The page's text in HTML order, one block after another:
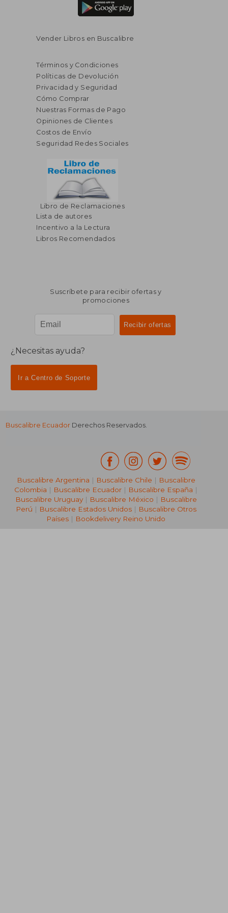
dcto.
$ 71.36
$ 42.82
Vender Libros en Buscalibre
Términos y Condiciones
Políticas de Devolución
Privacidad y Seguridad
Cómo Comprar
Nuestras Formas de Pago
Opiniones de Clientes
Costos de Envío
Seguridad Redes Sociales
Libro de Reclamaciones
Lista de autores
Incentivo a la Lectura
Libros Recomendados
Suscríbete para recibir ofertas y
promociones
¿Necesitas ayuda?
Ir a Centro de Soporte
Buscalibre Ecuador Derechos Reservados.
Buscalibre Argentina | Buscalibre Chile | Buscalibre
Colombia | Buscalibre Ecuador | Buscalibre España |
Buscalibre Uruguay| Buscalibre México | Buscalibre
Perú | Buscalibre Estados Unidos| Buscalibre Otros
Países | Bookdelivery Reino Unido